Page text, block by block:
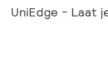
UniEdge - Laat